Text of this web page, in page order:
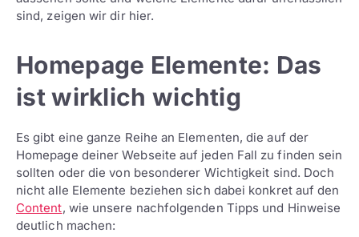
sind, zeigen wir dir hier.
Homepage Elemente: Das
ist wirklich wichtig
Es gibt eine ganze Reihe an Elementen, die auf der
Homepage deiner Webseite auf jeden Fall zu finden sein
sollten oder die von besonderer Wichtigkeit sind. Doch
nicht alle Elemente beziehen sich dabei konkret auf den
Content, wie unsere nachfolgenden Tipps und Hinweise
deutlich machen: